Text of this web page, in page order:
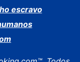
escravo